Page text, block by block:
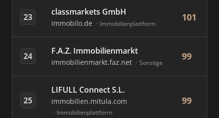
23 classmarkets GmbH
immobilo.de Immobilienplattform
101
24 F.A.Z. Immobilienmarkt
immobilienmarkt.faz.net Sonstige
99
25
LIFULL Connect S.L.
immobilien.mitula.com
Immobilienplattform
99